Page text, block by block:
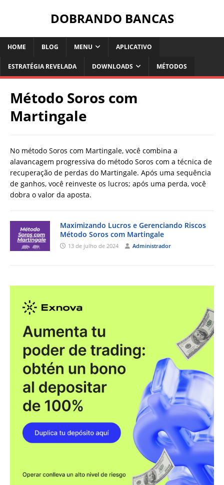
DOBRANDO BANCAS
HOME BLOG MENU APLICATIVO
ESTRATÉGIA REVELADA DOWNLOADS MÉTODOS
Método Soros com
Martingale
No método Soros com Martingale, você combina a
alavancagem progressiva do método Soros com a técnica de
recuperação de perdas do Martingale. Após uma sequência
de ganhos, você reinveste os lucros; após uma perda, você
dobra o valor da aposta.
Maximizando Lucros e Gerenciando Riscos
Método Soros com Martingale
13 de julho de 2024 Administrador